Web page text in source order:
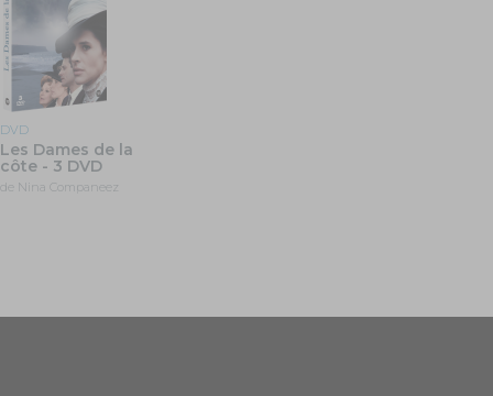
DVD
Les Dames de la
côte - 3 DVD
de Nina Companeez